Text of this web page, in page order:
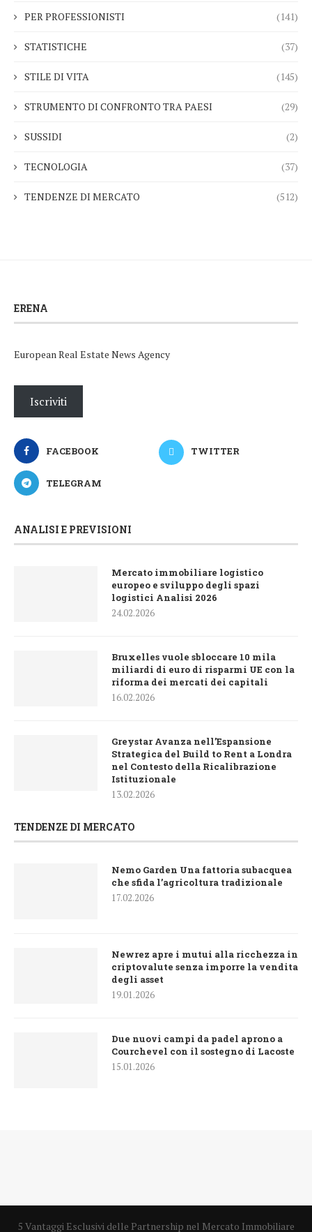
PER PROFESSIONISTI (141)
STATISTICHE (37)
STILE DI VITA (145)
STRUMENTO DI CONFRONTO TRA PAESI (29)
SUSSIDI (2)
TECNOLOGIA (37)
TENDENZE DI MERCATO (512)
ERENA
European Real Estate News Agency
Iscriviti
FACEBOOK TWITTER
TELEGRAM
ANALISI E PREVISIONI
Mercato immobiliare logistico
europeo e sviluppo degli spazi
logistici Analisi 2026
24.02.2026
Bruxelles vuole sbloccare 10 mila
miliardi di euro di risparmi UE con la
riforma dei mercati dei capitali
16.02.2026
Greystar Avanza nell’Espansione
Strategica del Build to Rent a Londra
nel Contesto della Ricalibrazione
Istituzionale
13.02.2026
TENDENZE DI MERCATO
Nemo Garden Una fattoria subacquea
che sfida l’agricoltura tradizionale
17.02.2026
Newrez apre i mutui alla ricchezza in
criptovalute senza imporre la vendita
degli asset
19.01.2026
Due nuovi campi da padel aprono a
Courchevel con il sostegno di Lacoste
15.01.2026
5 Vantaggi Esclusivi delle Partnership nel Mercato Immobiliare